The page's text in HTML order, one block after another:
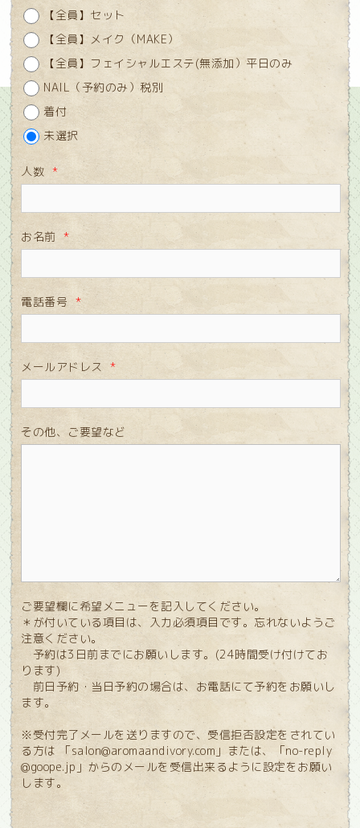
【全員】セット
【全員】メイク（MAKE）
【全員】フェイシャルエステ(無添加）平日のみ
NAIL（予約のみ）税別
着付
未選択
人数 *
お名前 *
電話番号 *
メールアドレス *
その他、ご要望など
ご要望欄に希望メニューを記入してください。
＊が付いている項目は、入力必須項目です。忘れないようご
注意ください。
予約は3日前までにお願いします。(24時間受け付けてお
ります)
前日予約・当日予約の場合は、お電話にて予約をお願いし
ます。
※受付完了メールを送りますので、受信拒否設定をされてい
る方は 「salon@aromaandivory.com」または、「no-reply
@goope.jp」からのメールを受信出来るように設定をお願い
します。